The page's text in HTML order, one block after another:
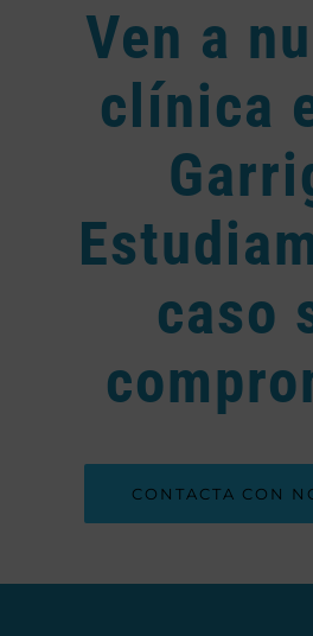
Ven a
clínica
caso
CONTACTA CON